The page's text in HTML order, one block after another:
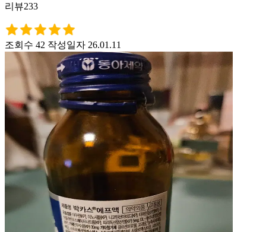
리뷰233
조회수 42 작성일자 26.01.11